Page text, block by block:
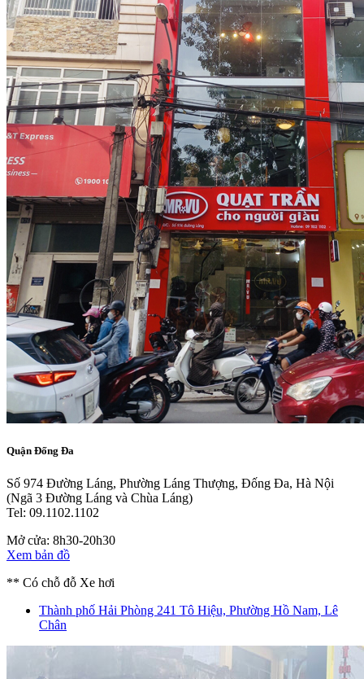
Quận Đống Đa
Số 974 Đường Láng, Phường Láng Thượng, Đống Đa, Hà Nội
(Ngã 3 Đường Láng và Chùa Láng)
Tel: 09.1102.1102
Mở cửa: 8h30-20h30
Xem bản đồ
** Có chỗ đỗ Xe hơi
Thành phố Hải Phòng 241 Tô Hiệu, Phường Hồ Nam, Lê
Chân